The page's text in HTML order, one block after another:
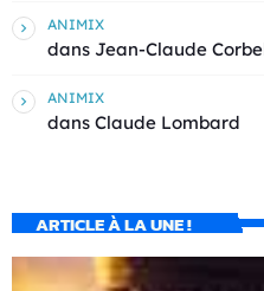
ANIMIX
dans Jean-Claude
ANIMIX
dans Claude Lombard
ARTICLE À LA UNE !